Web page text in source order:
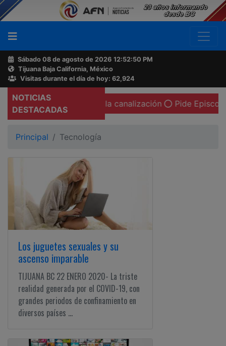
Sábado 08 de agosto de 2026 12:52:52 PM
Tijuana Baja California, México
Visitas durante el día de hoy: 62,924
NOTICIAS
DESTACADAS
calcinada en la canalización Pide Episcopado
Principal Tecnología
Los juguetes sexuales y su
ascenso imparable
TIJUANA BC 22 ENERO 2020- La triste
realidad generada por el COVID-19, con
grandes periodos de confinamiento en
diversos países ...
Buscador
Acerca
de
AFN
Contacto
Reportero